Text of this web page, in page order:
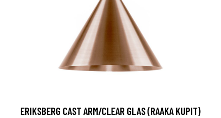
ERIKSBERG CAST ARM/CLEAR GLAS (RAAKA KUPIT)